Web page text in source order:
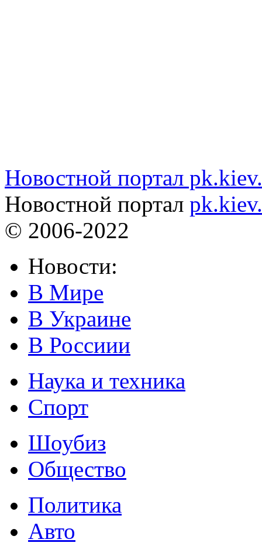
Новостной портал
Новостной портал
© 2006-2022
Новости:
В Мире
В Украине
В Россиии
Наука и техника
Спорт
Шоубиз
Общество
Политика
Авто